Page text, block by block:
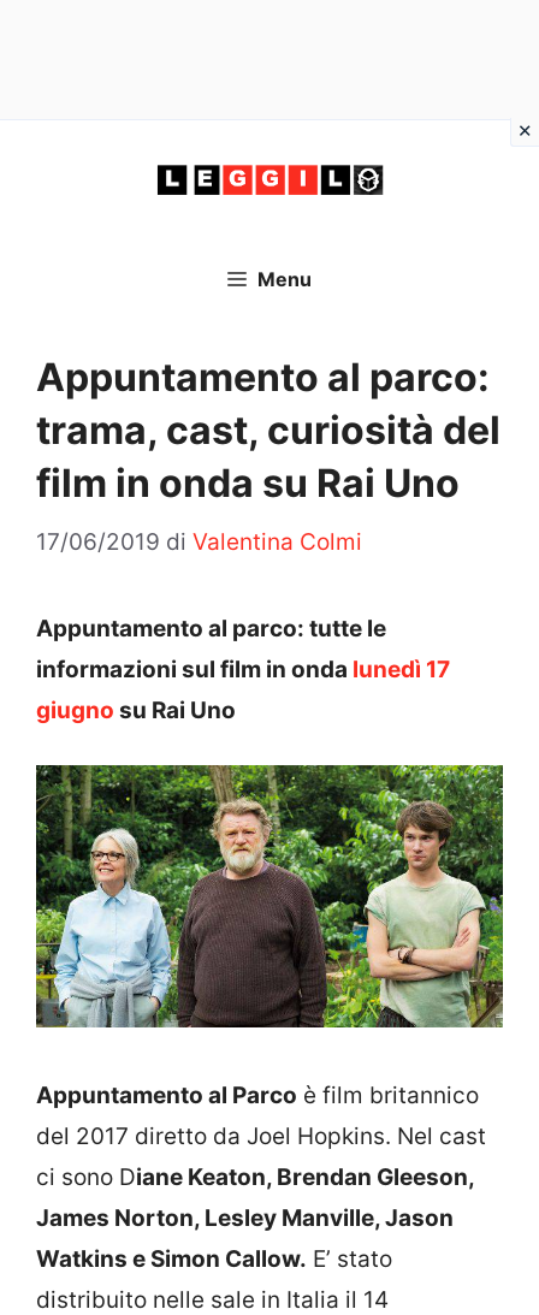
Menu
Appuntamento al parco:
trama, cast, curiosità del
film in onda su Rai Uno
17/06/2019 di Valentina Colmi
Appuntamento al parco: tutte le
informazioni sul film in onda lunedì 17
giugno su Rai Uno
Appuntamento al Parco è film britannico
del 2017 diretto da Joel Hopkins. Nel cast
ci sono Diane Keaton, Brendan Gleeson,
James Norton, Lesley Manville, Jason
Watkins e Simon Callow. E’ stato
distribuito nelle sale in Italia il 14